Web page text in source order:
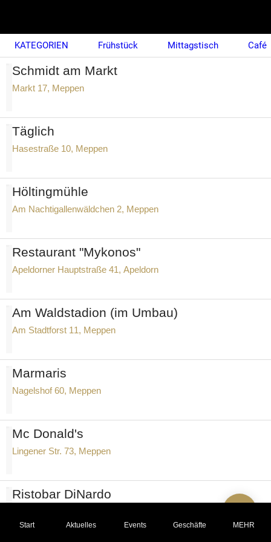
KATEGORIEN Frühstück Mittagstisch Café
Schmidt am Markt
Markt 17, Meppen
Täglich
Hasestraße 10, Meppen
Höltingmühle
Am Nachtigallenwäldchen 2, Meppen
Restaurant "Mykonos"
Apeldorner Hauptstraße 41, Apeldorn
Am Waldstadion (im Umbau)
Am Stadtforst 11, Meppen
Marmaris
Nagelshof 60, Meppen
Mc Donald's
Lingener Str. 73, Meppen
Ristobar DiNardo
Start Aktuelles Events Geschäfte MEHR